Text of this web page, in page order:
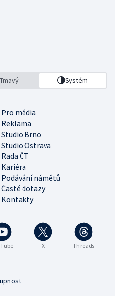
Tmavý Systém
Pro média
Reklama
Studio Brno
Studio Ostrava
Rada ČT
Kariéra
Podávání námětů
Časté dotazy
Kontakty
X Threads